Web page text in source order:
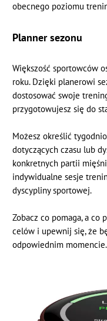
obecnego poziomu
Planner sezonu
Większość sportowców
roku. Dzięki planerowi
dostosować swoje
przygotowujesz się do
Możesz określić
dotyczących czasu lub
konkretnych partii
indywidualne sesje
dyscypliny sportowej.
Zobacz co pomaga, a co
celów i upewnij się, że
odpowiednim momencie.